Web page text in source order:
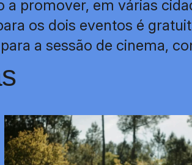
a promover, em várias
os dois eventos é
a sessão de cinema,